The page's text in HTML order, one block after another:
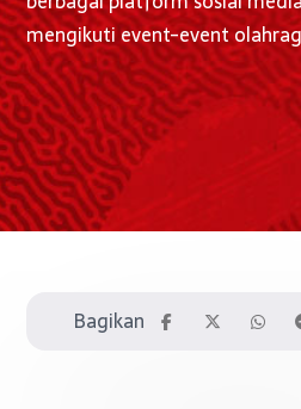
mengikuti event-event